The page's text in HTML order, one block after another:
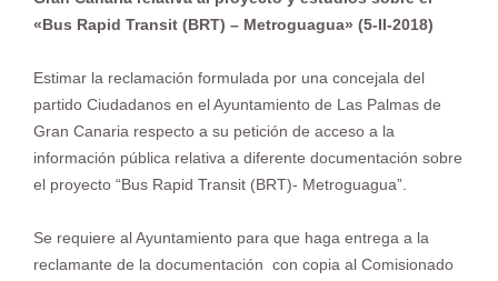
«Bus Rapid Transit (BRT) – Metroguagua» (5-II-2018)
Estimar la reclamación formulada por una concejala del
partido Ciudadanos en el Ayuntamiento de Las Palmas de
Gran Canaria respecto a su petición de acceso a la
información pública relativa a diferente documentación sobre
el proyecto “Bus Rapid Transit (BRT)- Metroguagua”.
Se requiere al Ayuntamiento para que haga entrega a la
reclamante de la documentación con copia al Comisionado